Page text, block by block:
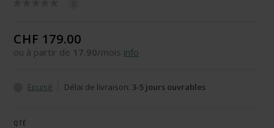
CHF 179.00
ou à partir de 17.90/mois info
Epuisé Délai de livraison: 3-5 jours ouvrables
QTÉ